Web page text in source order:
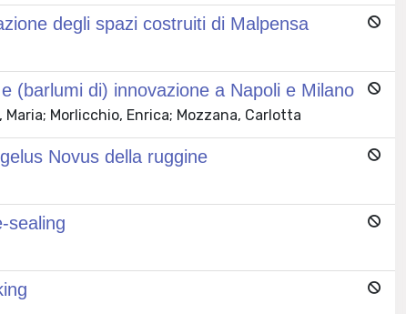
degli spazi costruiti di Malpensa
(barlumi di) innovazione a Napoli e Milano
Morlicchio, Enrica; Mozzana, Carlotta
Novus della ruggine
sealing